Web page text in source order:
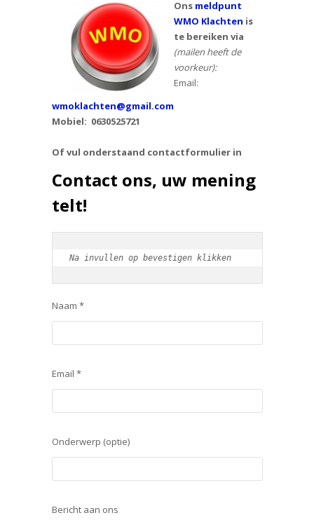
Ons meldpunt
WMO Klachten is
te bereiken via
(mailen heeft de
voorkeur):
Email:
wmoklachten@gmail.com
Mobiel: 0630525721
Of vul onderstaand contactformulier in
Contact ons, uw mening
telt!
Na invullen op bevestigen klikken
Naam *
Email *
Onderwerp (optie)
Bericht aan ons